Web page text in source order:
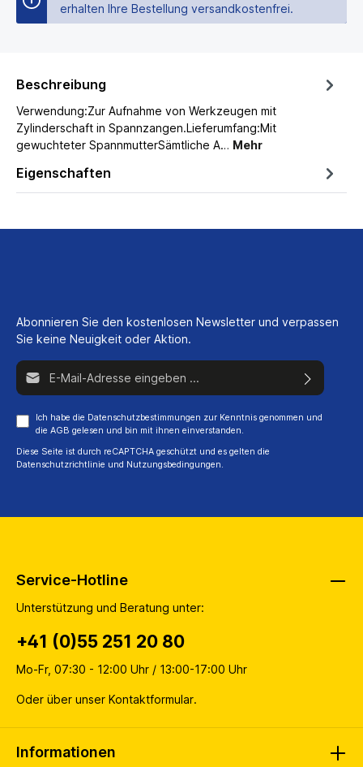
erhalten Ihre Bestellung versandkostenfrei.
Beschreibung
Verwendung:Zur Aufnahme von Werkzeugen mit
Zylinderschaft in Spannzangen.Lieferumfang:Mit
gewuchteter SpannmutterSämtliche A… Mehr
Eigenschaften
Abonnieren Sie den kostenlosen Newsletter und verpassen
Sie keine Neuigkeit oder Aktion.
E-Mail-Adresse*
Ich habe die Datenschutzbestimmungen zur Kenntnis genommen und
die AGB gelesen und bin mit ihnen einverstanden.
Diese Seite ist durch reCAPTCHA geschützt und es gelten die
Datenschutzrichtlinie und Nutzungsbedingungen
Service-Hotline
Unterstützung und Beratung unter:
+41 (0)55 251 20 80
Mo-Fr, 07:30 - 12:00 Uhr / 13:00-17:00 Uhr
Oder über unser Kontaktformular.
Informationen